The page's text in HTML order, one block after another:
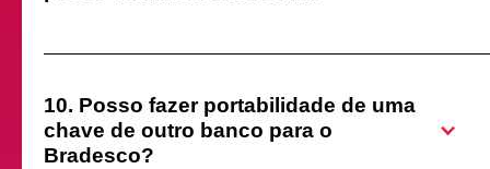
10. Posso fazer portabilidade de uma
chave de outro banco para o
Bradesco?